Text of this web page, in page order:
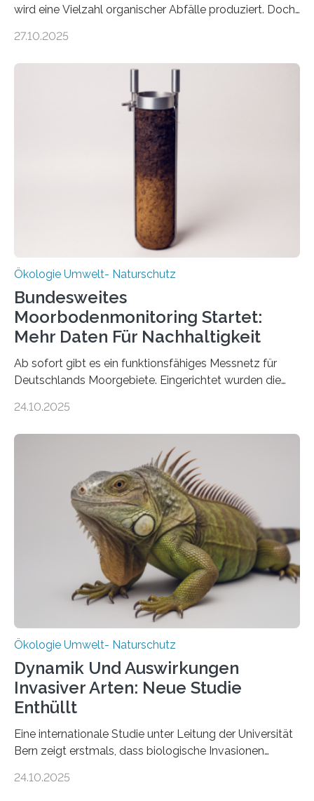
wird eine Vielzahl organischer Abfälle produziert. Doch
Potenzial nur dann entfalten können, wenn sie in
Veränderung der Wirtschaft wichtig ist, zeigt der vom
Deutschen Biomasseforschungszentrum und der
Stadtreinigung Leipzig konzipierte und am 24. Oktober
2025 offiziell eingeweihte Stadtrundgang „KreisLauf“. Er
ist ab sofort im Leipziger Stadtgebiet…
27.10.2025
Ökologie Umwelt- Naturschutz
Bundesweites
Moorbodenmonitoring Startet:
Mehr Daten Für Nachhaltigkeit
Ab sofort gibt es ein funktionsfähiges Messnetz für
Deutschlands Moorgebiete. Eingerichtet wurden die
vergangenen fünf Jahren von Wissenschaftlerinnen
heutigen Donnerstag übergeben sie ihren Bericht zur
Aufbauphase an den Auftraggeber, das
Bundesministerium für Landwirtschaft, Ernährung und
Heimat. Braunschweig/Eberswalde (23. Oktober 2025).
Ein Netz aus 155 Messstationen spannt sich neuerdings
über Deutschlands Moorböden. Eingerichtet wurden sie
in den vergangenen fünf Jahren von
Wissenschaftlerinnen und Wissenschaftlern des
Thünen-Instituts für Agrarklimaschutz…
24.10.2025
Ökologie Umwelt- Naturschutz
Dynamik Und Auswirkungen
Invasiver Arten: Neue Studie
Enthüllt
Eine internationale Studie unter Leitung der Universität
Bern zeigt erstmals, dass biologische Invasionen
Einige Auswirkungen, insbesondere der durch invasive
24.10.2025